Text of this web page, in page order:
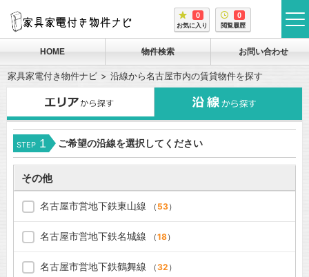
0
お気に入り
0
閲覧履歴
HOME 物件検索 お問い合わせ
家具家電付き物件ナビ 沿線から名古屋市内の賃貸物件を探す
STEP 1 ご希望の沿線を選択してください
その他
名古屋市営地下鉄東山線 （ 53）
名古屋市営地下鉄名城線 （18）
名古屋市営地下鉄鶴舞線 （32 ）